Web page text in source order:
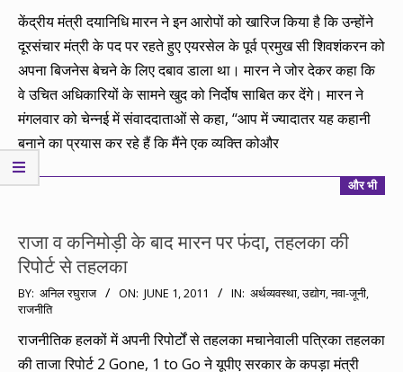
06-
केंद्रीय मंत्री दयानिधि मारन ने इन आरोपों को खारिज किया है कि उन्होंने
दूरसंचार मंत्री के पद पर रहते हुए एयरसेल के पूर्व प्रमुख सी शिवशंकरन को
अपना बिजनेस बेचने के लिए दबाव डाला था। मारन ने जोर देकर कहा कि
वे उचित अधिकारियों के सामने खुद को निर्दोष साबित कर देंगे। मारन ने
मंगलवार को चेन्नई में संवाददाताओं से कहा, ‘‘आप में ज्यादातर यह कहानी
बनाने का प्रयास कर रहे हैं कि मैंने एक व्यक्ति कोऔर
और भी
राजा व कनिमोड़ी के बाद मारन पर फंदा, तहलका की
रिपोर्ट से तहलका
2011-
06-
01
BY: अनिल रघुराज ON: JUNE 1, 2011 IN: अर्थव्यवस्था,उद्योग,नवा-जूनी,
राजनीति
राजनीतिक हलकों में अपनी रिपोर्टों से तहलका मचानेवाली पत्रिका तहलका
की ताजा रिपोर्ट 2 Gone, 1 to Go ने यूपीए सरकार के कपड़ा मंत्री